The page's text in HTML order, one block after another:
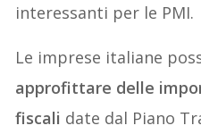
interessanti per le PMI.
Le imprese italiane
approfittare delle
fiscali date dal Piano